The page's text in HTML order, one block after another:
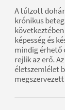
A túlzott
krónikus
képesség és
mindig érhető
rejlik az erő.
életszemlélet